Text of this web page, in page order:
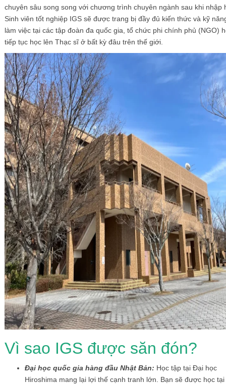
chuyên sâu song song với chương trình chuyên ngành sau khi nhập
Sinh viên tốt nghiệp IGS sẽ được trang bị đầy đủ kiến thức và kỹ
làm việc tại các tập đoàn đa quốc gia, tổ chức phi chính phủ (NGO)
tiếp tục học lên Thạc sĩ ở bất kỳ đâu trên thế giới.
Vì sao IGS được săn đón?
Đại học quốc gia hàng đầu Nhật Bản: Học tập tại Đại học
Hiroshima mang lại lợi thế cạnh tranh lớn. Bạn sẽ được học